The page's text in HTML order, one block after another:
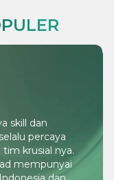
skill dan
percaya
tim krusial nya.
mempunyai